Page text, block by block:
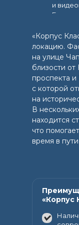
и
«Корпус
локацию.
на улице
близости от
проспекта
с которой
на
В
находится
что
время в
«Корпус